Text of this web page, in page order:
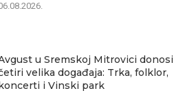
u Sremskoj Mitrovici donosi
velika događaja: Trka, folklor,
i Vinski park